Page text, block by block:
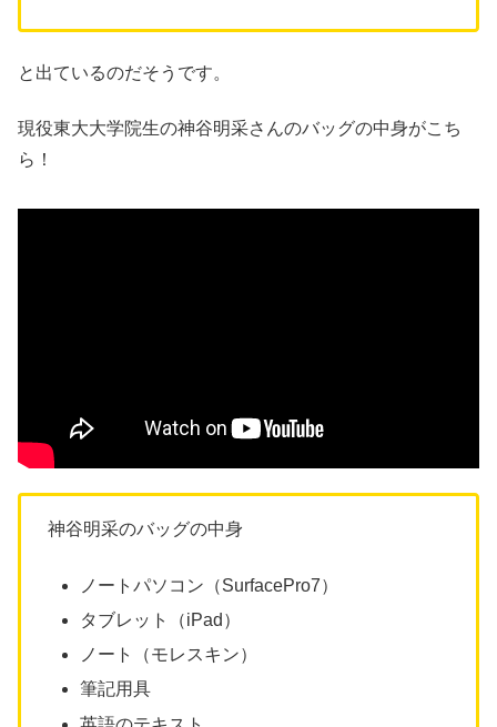
と出ているのだそうです。
現役東大大学院生の神谷明采さんのバッグの中身がこち
ら！
神谷明采のバッグの中身
ノートパソコン（SurfacePro7）
タブレット（iPad）
ノート（モレスキン）
筆記用具